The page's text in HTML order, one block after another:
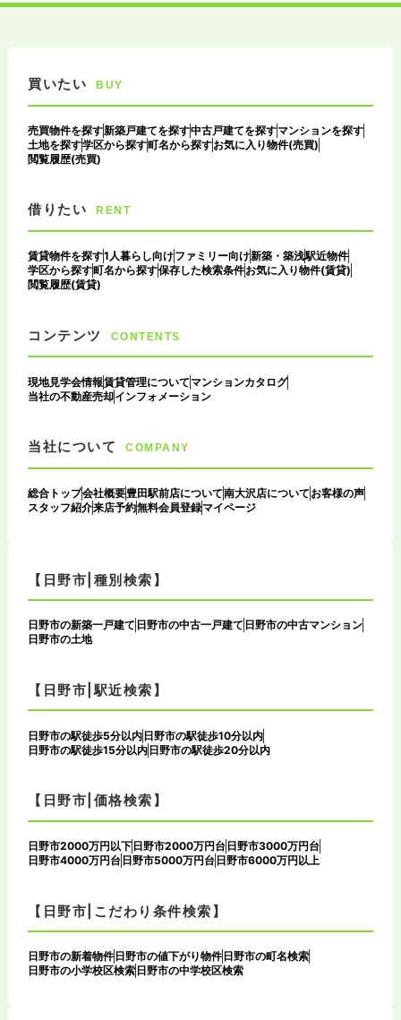
買いたい BUY
売買物件を探す新築戸建てを探す中古戸建てを探すマンションを探す
土地を探す学区から探す町名から探すお気に入り物件(売買)
閲覧履歴(売買)
借りたい RENT
賃貸物件を探す1人暮らし向けファミリー向け新築・築浅駅近物件
学区から探す町名から探す保存した検索条件お気に入り物件(賃貸)
閲覧履歴(賃貸)
コンテンツ CONTENTS
現地見学会情報賃貸管理について マンションカタログ
当社の不動産売却インフォメーション
当社について COMPANY
総合トップ会社概要豊田駅前店について南大沢店について お客様の声
スタッフ紹介来店予約無料会員登録マイページ
【日野市|種別検索】
日野市の新築一戸建て 日野市の中古一戸建て 日野市の中古マンション
日野市の土地
【日野市|駅近検索】
日野市の駅徒歩5分以内日野市の駅徒歩10分以内
日野市の駅徒歩15分以内日野市の駅徒歩20分以内
【日野市|価格検索】
日野市2000万円以下 日野市2000万円台 日野市3000万円台
日野市4000万円台 日野市5000万円台 日野市6000万円以上
【日野市|こだわり条件検索】
日野市の新着物件 日野市の値下がり物件 日野市の町名検索
日野市の小学校区検索 日野市の中学校区検索